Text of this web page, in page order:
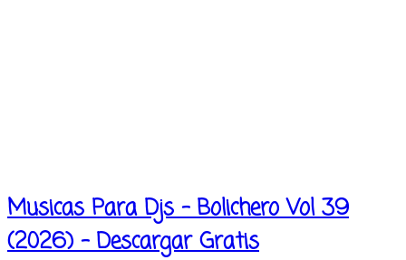
Musicas Para Djs - Bolichero Vol 39
(2026) - Descargar Gratis